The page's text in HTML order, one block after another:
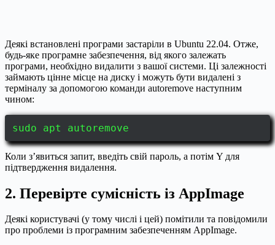
Деякі встановлені програми застаріли в Ubuntu 22.04. Отже,
будь-яке програмне забезпечення, від якого залежать
програми, необхідно видалити з вашої системи. Ці залежності
займають цінне місце на диску і можуть бути видалені з
терміналу за допомогою команди autoremove наступним
чином:
sudo apt autoremove
Коли з’явиться запит, введіть свій пароль, а потім Y для
підтвердження видалення.
2. Перевірте сумісність із AppImage
Деякі користувачі (у тому числі і цей) помітили та повідомили
про проблеми із програмним забезпеченням AppImage.